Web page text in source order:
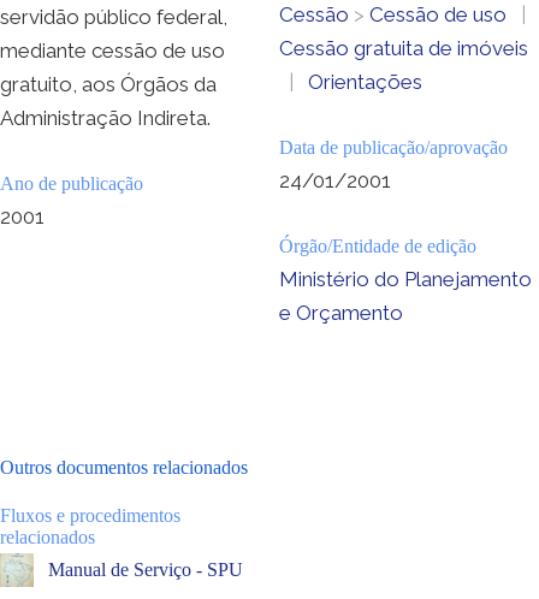
servidão público federal,
mediante cessão de uso
gratuito, aos Órgãos da
Administração Indireta.
Ano de publicação
2001
Cessão > Cessão de uso
|
Cessão gratuita de imóveis
|
Orientações
Data de publicação/aprovação
24/01/2001
Órgão/Entidade de edição
Ministério do Planejamento
e Orçamento
Outros documentos relacionados
Fluxos e procedimentos
relacionados
Manual de Serviço - SPU